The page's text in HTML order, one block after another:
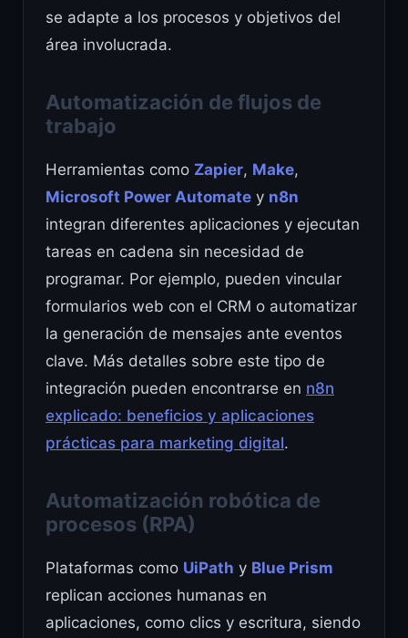
se adapte a los procesos y objetivos del
área involucrada.
Automatización de flujos de
trabajo
Herramientas como Zapier, Make,
Microsoft Power Automate y n8n
integran diferentes aplicaciones y ejecutan
tareas en cadena sin necesidad de
programar. Por ejemplo, pueden vincular
formularios web con el CRM o automatizar
la generación de mensajes ante eventos
clave. Más detalles sobre este tipo de
integración pueden encontrarse en n8n
explicado: beneficios y aplicaciones
prácticas para marketing digital.
Automatización robótica de
procesos (RPA)
Plataformas como UiPath y Blue Prism
replican acciones humanas en
aplicaciones, como clics y escritura, siendo